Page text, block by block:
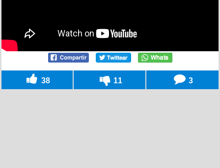
38 11 3